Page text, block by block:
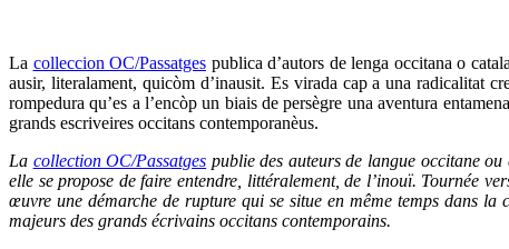
La colleccion OC/Passatges publica d’autors de lenga occitana o
ausir, literalament, quicòm d’inausit. Es virada cap a una radicalitat
rompedura qu’es a l’encòp un biais de persègre una aventura
grands escriveires occitans contemporanèus.
La collection OC/Passatges publie des auteurs de langue occitane
elle se propose de faire entendre, littéralement, de l’inouï. Tournée
œuvre une démarche de rupture qui se situe en même temps dans la
majeurs des grands écrivains occitans contemporains.